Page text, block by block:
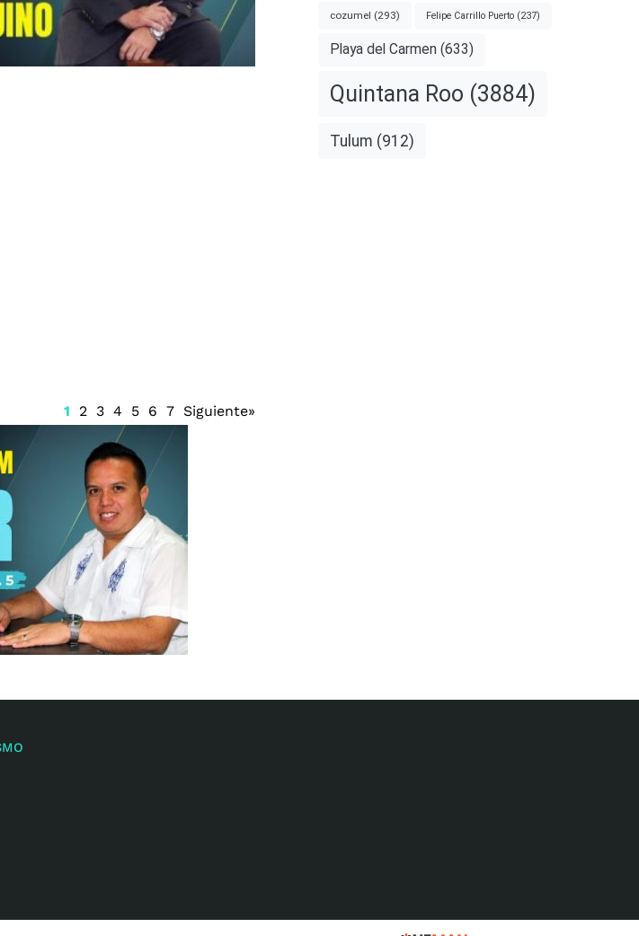
1 2 3 4 5 6 7 Siguiente»
cozumel (293) Felipe Carrillo Puerto(237)
Playa del Carmen (633)
Quintana Roo (3884)
Tulum (912)